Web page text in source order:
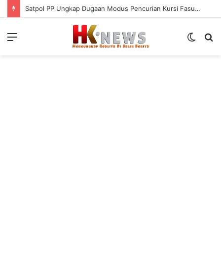
Satpol PP Ungkap Dugaan Modus Pencurian Kursi Fasum Pemkot Surabaya Pakai Ambulans
Menu
Switch